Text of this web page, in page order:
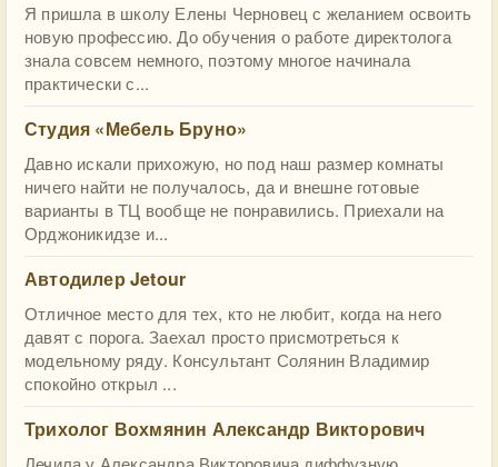
Я пришла в школу Елены Черновец с желанием освоить
новую профессию. До обучения о работе директолога
знала совсем немного, поэтому многое начинала
практически с...
Студия «Мебель Бруно»
Давно искали прихожую, но под наш размер комнаты
ничего найти не получалось, да и внешне готовые
варианты в ТЦ вообще не понравились. Приехали на
Орджоникидзе и...
Автодилер Jetour
Отличное место для тех, кто не любит, когда на него
давят с порога. Заехал просто присмотреться к
модельному ряду. Консультант Солянин Владимир
спокойно открыл ...
Трихолог Вохмянин Александр Викторович